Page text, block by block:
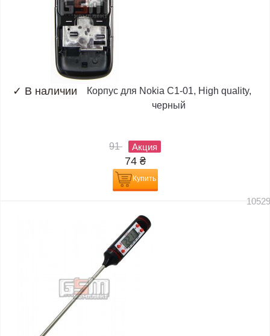
✓ В наличии
Корпус для Nokia C1-01, High quality,
черный
91 Акция
74 ₴
Купить